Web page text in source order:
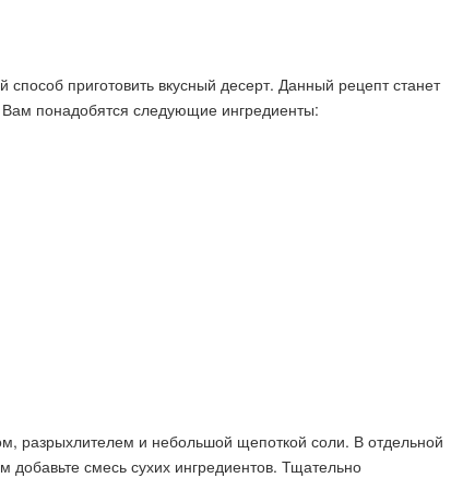
приготовить вкусный десерт. Данный рецепт станет
понадобятся следующие ингредиенты:
разрыхлителем и небольшой щепоткой соли. В отдельной
смесь сухих ингредиентов. Тщательно